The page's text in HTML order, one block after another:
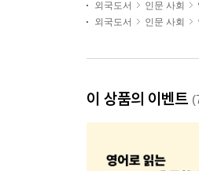
외국도서 인문 사회
외국도서
인문 사회
이 상품의 이벤트